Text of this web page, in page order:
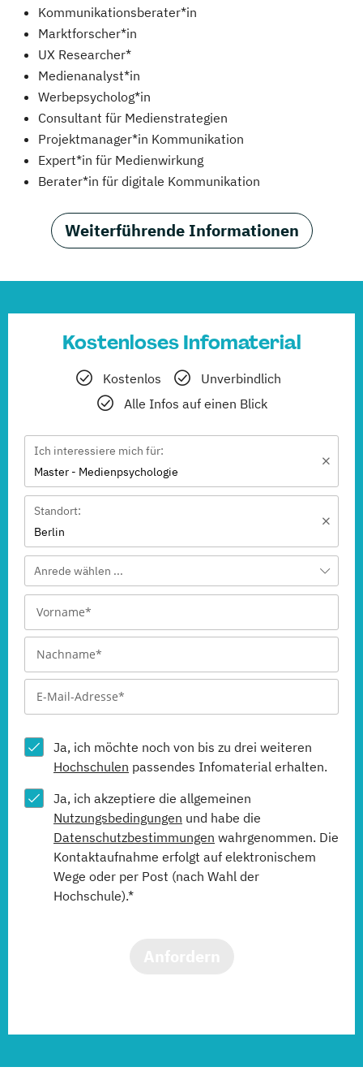
Kommunikationsberater*in
Marktforscher*in
UX Researcher*
Medienanalyst*in
Werbepsycholog*in
Consultant für Medienstrategien
Projektmanager*in Kommunikation
Expert*in für Medienwirkung
Berater*in für digitale Kommunikation
Weiterführende Informationen
Kostenloses Infomaterial
Kostenlos
Unverbindlich
Alle Infos auf einen Blick
Ich interessiere mich für:
Master - Medienpsychologie
Standort:
Berlin
Anrede wählen ...
Ja, ich möchte noch von bis zu drei weiteren
Hochschulen passendes Infomaterial erhalten.
Ja, ich akzeptiere die allgemeinen
Nutzungsbedingungen und habe die
Datenschutzbestimmungen wahrgenommen. Die
Kontaktaufnahme erfolgt auf elektronischem
Wege oder per Post (nach Wahl der
Hochschule).*